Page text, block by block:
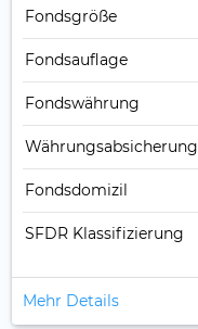
Fonds­größe
Fonds­auflage
Fonds­währung
Währungsabsicherung
Fondsdomizil
SFDR Klassifizierung
Mehr Details